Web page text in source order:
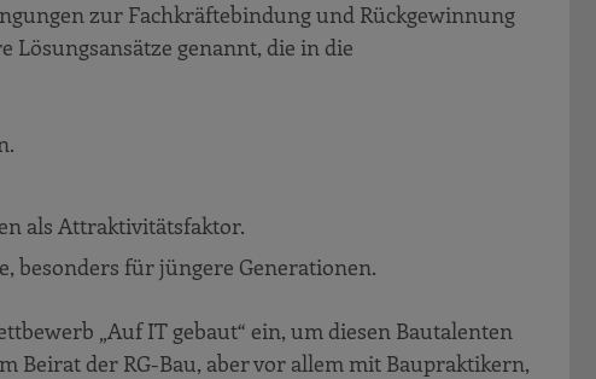
zur Fachkräftebindung und Rückgewinnung
Lösungsansätze genannt, die in die
als Attraktivitätsfaktor.
besonders für jüngere Generationen.
„Auf IT gebaut“ ein, um diesen Bautalenten
Beirat der RG-Bau, aber vor allem mit Baupraktikern,